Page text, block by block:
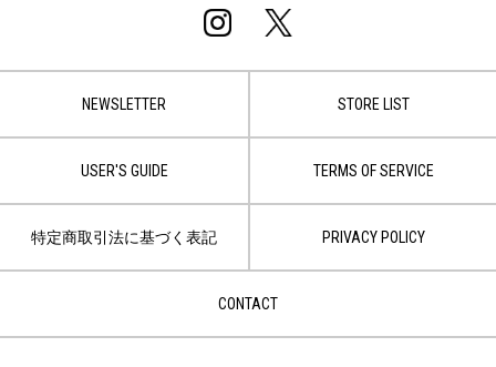
NEWSLETTER STORE LIST
USER'S GUIDE TERMS OF SERVICE
特定商取引法に基づく表記 PRIVACY POLICY
CONTACT